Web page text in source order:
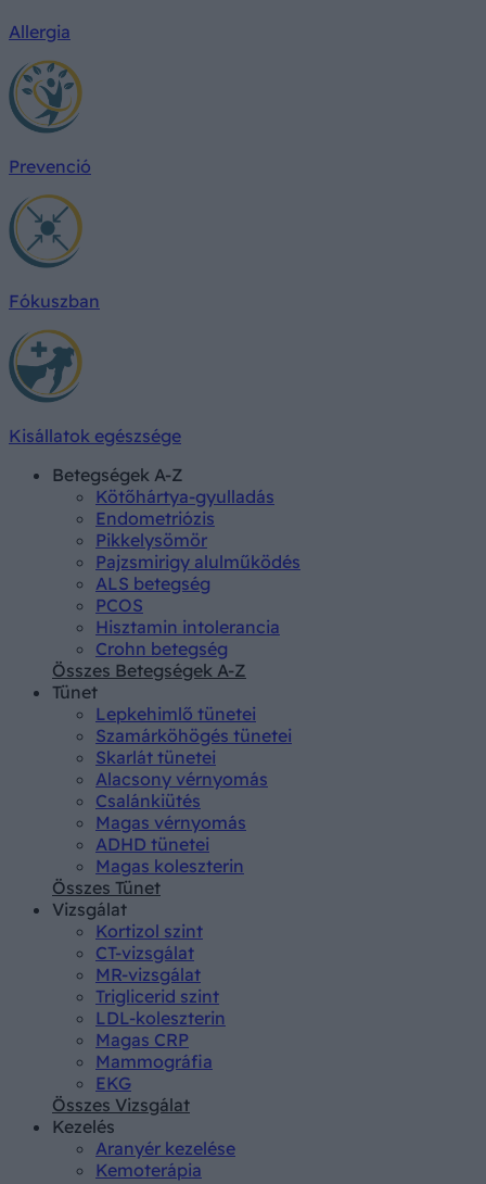
Allergia
Prevenció
Fókuszban
Kisállatok egészsége
Betegségek A-Z
Kötőhártya-gyulladás
Endometriózis
Pikkelysömör
Pajzsmirigy alulműködés
ALS betegség
PCOS
Hisztamin intolerancia
Crohn betegség
Összes Betegségek A-Z
Tünet
Lepkehimlő tünetei
Szamárköhögés tünetei
Skarlát tünetei
Alacsony vérnyomás
Csalánkiütés
Magas vérnyomás
ADHD tünetei
Magas koleszterin
Összes Tünet
Vizsgálat
Kortizol szint
CT-vizsgálat
MR-vizsgálat
Triglicerid szint
LDL-koleszterin
Magas CRP
Mammográfia
EKG
Összes Vizsgálat
Kezelés
Aranyér kezelése
Kemoterápia